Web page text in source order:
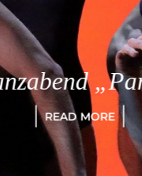
READ MORE